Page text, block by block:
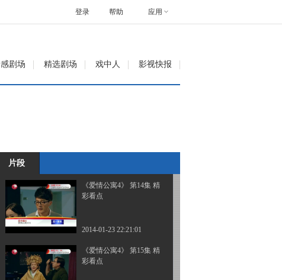
帮助 应用
登录
剧场 精选剧场 戏中人 影视快报
片段
彩看点
《爱情公寓4》 第14集 精
彩看点
2014-01-23 22:21:01
《爱情公寓4》 第15集 精
彩看点